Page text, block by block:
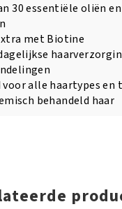
30 essentiële oliën en
met Biotine
voor alle haartypes en
behandeld haar